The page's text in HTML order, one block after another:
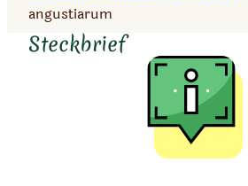
angustiarum
Steckbrief